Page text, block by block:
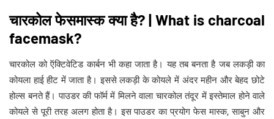
चारकोल फेसमास्क क्या है? | What is charcoal
facemask?
चारकोल को ऍक्टिवेटिड कार्बन भी कहा जाता है। यह तब बनता है जब लकड़ी का
कोयला हाई हीट में जाता है। इससे लकड़ी के कोयले में अंदर महीन और बेहद छोटे
होल्स बनते हैं। पाउडर की फॉर्म में मिलने वाला चारकोल तंदूर में इस्तेमाल होने वाले
कोयले से पूरी तरह अलग होता है। इस पाउडर का प्रयोग फेस मास्क, साबुन और